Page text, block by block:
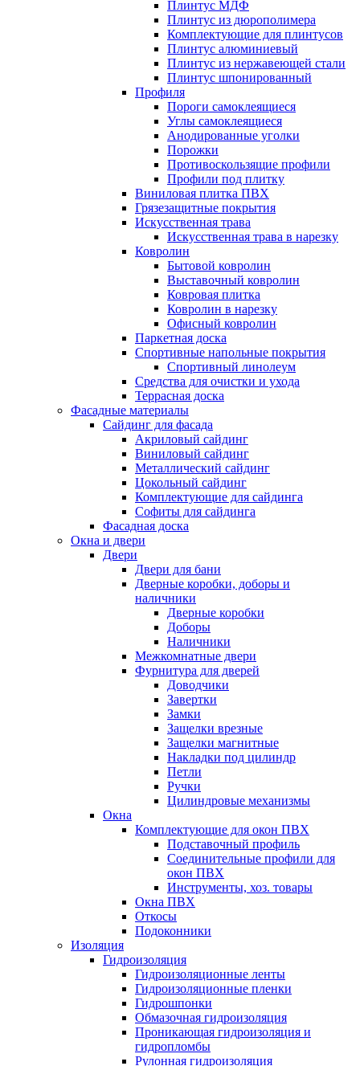
Плинтус МДФ
Плинтус из дюрополимера
Комплектующие для плинтусов
Плинтус алюминиевый
Плинтус из нержавеющей стали
Плинтус шпонированный
Профиля
Пороги самоклеящиеся
Углы самоклеящиеся
Анодированные уголки
Порожки
Противоскользящие профили
Профили под плитку
Виниловая плитка ПВХ
Грязезащитные покрытия
Искусственная трава
Искусственная трава в нарезку
Ковролин
Бытовой ковролин
Выставочный ковролин
Ковровая плитка
Ковролин в нарезку
Офисный ковролин
Паркетная доска
Спортивные напольные покрытия
Спортивный линолеум
Средства для очистки и ухода
Террасная доска
Фасадные материалы
Сайдинг для фасада
Акриловый сайдинг
Виниловый сайдинг
Металлический сайдинг
Цокольный сайдинг
Комплектующие для сайдинга
Софиты для сайдинга
Фасадная доска
Окна и двери
Двери
Двери для бани
Дверные коробки, доборы и
наличники
Дверные коробки
Доборы
Наличники
Межкомнатные двери
Фурнитура для дверей
Доводчики
Завертки
Замки
Защелки врезные
Защелки магнитные
Накладки под цилиндр
Петли
Ручки
Цилиндровые механизмы
Окна
Комплектующие для окон ПВХ
Подставочный профиль
Соединительные профили для
окон ПВХ
Инструменты, хоз. товары
Окна ПВХ
Откосы
Подоконники
Изоляция
Гидроизоляция
Гидроизоляционные ленты
Гидроизоляционные пленки
Гидрошпонки
Обмазочная гидроизоляция
Проникающая гидроизоляция и
гидропломбы
Рулонная гидроизоляция